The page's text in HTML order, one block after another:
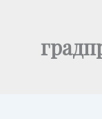
содержимому